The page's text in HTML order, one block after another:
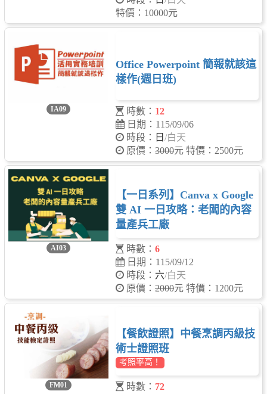
特價：10000元
IA09
Office Powerpoint 簡報就該這
樣作(週日班)
時數： 12
日期：115/09/06
時段：
日 /白天
原價： 3000元 特價：2500元
AI03
【一日系列】Canva x Google
雙 AI 一日攻略：老闆的內容
量產兵工廠
時數： 6
日期：115/09/12
時段： 六/白天
原價： 2000元 特價：1200元
FM01
【餐飲證照】中餐烹調丙級技
術士證照班
考照率高！
時數： 72